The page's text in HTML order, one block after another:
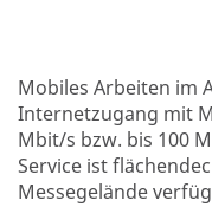
Mobiles Arbeiten im
Internetzugang mit
Mbit/s bzw. bis 100
Service ist
Messegelände